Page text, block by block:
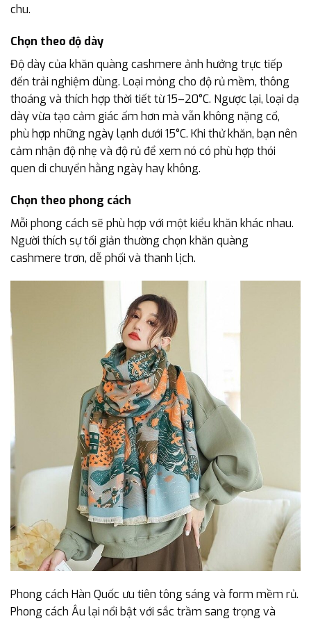
chu.
Chọn theo độ dày
Độ dày của khăn quàng cashmere ảnh hưởng trực tiếp
đến trải nghiệm dùng. Loại mỏng cho độ rủ mềm, thông
thoáng và thích hợp thời tiết từ 15–20°C. Ngược lại, loại dạ
dày vừa tạo cảm giác ấm hơn mà vẫn không nặng cổ,
phù hợp những ngày lạnh dưới 15°C. Khi thử khăn, bạn nên
cảm nhận độ nhẹ và độ rủ để xem nó có phù hợp thói
quen di chuyển hằng ngày hay không.
Chọn theo phong cách
Mỗi phong cách sẽ phù hợp với một kiểu khăn khác nhau.
Người thích sự tối giản thường chọn khăn quàng
cashmere trơn, dễ phối và thanh lịch.
Phong cách Hàn Quốc ưu tiên tông sáng và form mềm rủ.
Phong cách Âu lại nổi bật với sắc trầm sang trọng và